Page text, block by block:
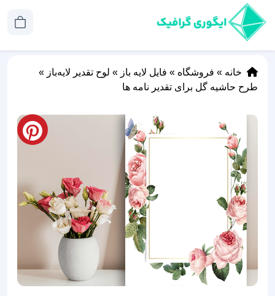
خانه » فروشگاه » فایل لایه باز » لوح تقدیر لایه‌باز »
طرح حاشیه گل برای تقدیر نامه ها